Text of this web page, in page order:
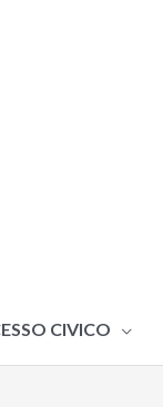
CIVICO